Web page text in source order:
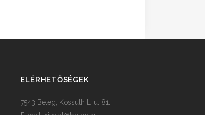
ELÉRHETŐSÉGEK
7543 Beleg, Kossuth L. u. 81.